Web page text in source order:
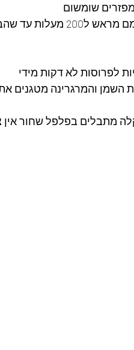
שומשום
שהבורקסים מזהיבים
לפרוסות לא דקות מידי
השמן והמרגרינה מטגנים
מתבלים בפלפל שחור